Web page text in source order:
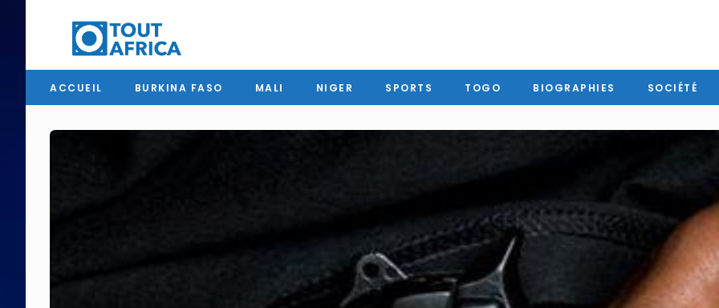
ACCUEIL BURKINA FASO MALI NIGER SPORTS TOGO BIOGRAPHIES SOCIÉTÉ